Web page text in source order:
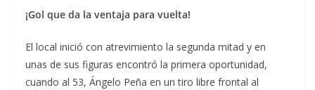
¡Gol que da la ventaja para vuelta!
El local inició con atrevimiento la segunda mitad y en
unas de sus figuras encontró la primera oportunidad,
cuando al 53, Ángelo Peña en un tiro libre frontal al